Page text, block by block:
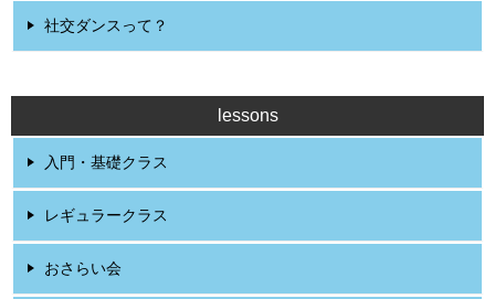
社交ダンスって？
lessons
入門・基礎クラス
レギュラークラス
おさらい会